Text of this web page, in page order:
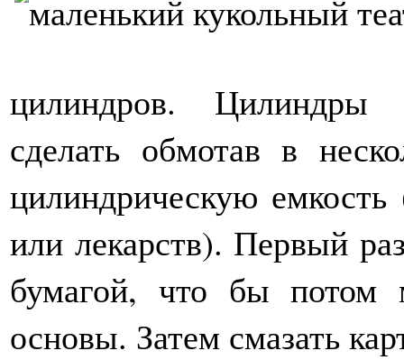
цилиндров. Цилиндры
сделать обмотав в
цилиндрическую
или лекарств). Первый
бумагой, что бы
основы. Затем смазать